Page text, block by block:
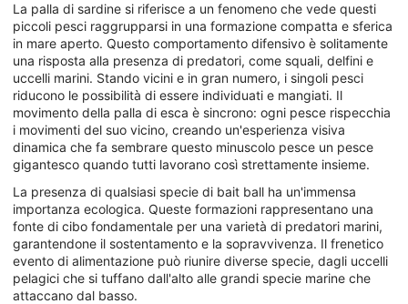
La palla di sardine si riferisce a un fenomeno che vede questi
piccoli pesci raggrupparsi in una formazione compatta e sferica
in mare aperto. Questo comportamento difensivo è solitamente
una risposta alla presenza di predatori, come squali, delfini e
uccelli marini. Stando vicini e in gran numero, i singoli pesci
riducono le possibilità di essere individuati e mangiati. Il
movimento della palla di esca è sincrono: ogni pesce rispecchia
i movimenti del suo vicino, creando un'esperienza visiva
dinamica che fa sembrare questo minuscolo pesce un pesce
gigantesco quando tutti lavorano così strettamente insieme.
La presenza di qualsiasi specie di bait ball ha un'immensa
importanza ecologica. Queste formazioni rappresentano una
fonte di cibo fondamentale per una varietà di predatori marini,
garantendone il sostentamento e la sopravvivenza. Il frenetico
evento di alimentazione può riunire diverse specie, dagli uccelli
pelagici che si tuffano dall'alto alle grandi specie marine che
attaccano dal basso.